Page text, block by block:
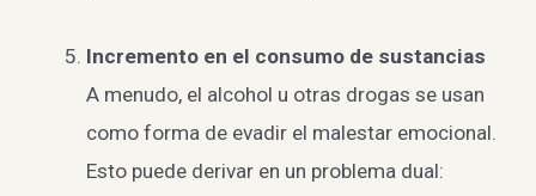
Incremento en el consumo de sustancias
A menudo, el alcohol u otras drogas se usan
como forma de evadir el malestar emocional.
Esto puede derivar en un problema dual: